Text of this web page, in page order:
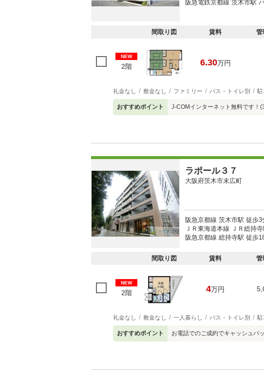
阪急電鉄京都線 茨木市駅
間取り図 賃料 管
NEW
2階 6.30万円
礼金なし 敷金なし ファミリー バス・トイレ別
おすすめポイント J-COMインターネット無料です！
ラポール３７
大阪府茨木市末広町
阪急京都線 茨木市駅 徒歩3
ＪＲ東海道本線 ＪＲ総持
阪急京都線 総持寺駅 徒歩
間取り図 賃料 管
NEW
2階 4万円
礼金なし 敷金なし 一人暮らし バス・トイレ別
おすすめポイント お電話でのご成約でキャッシュバ